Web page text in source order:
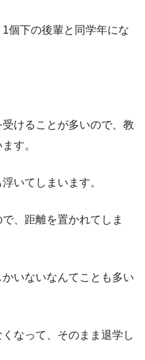
個下の後輩と同学年にな
けることが多いので、教
す。
いてしまいます。
、距離を置かれてしま
いないなんてことも多い
なって、そのまま退学し